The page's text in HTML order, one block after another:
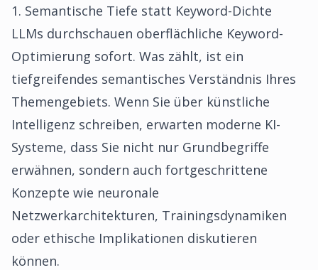
1. Semantische Tiefe statt Keyword-Dichte
LLMs durchschauen oberflächliche Keyword-
Optimierung sofort. Was zählt, ist ein
tiefgreifendes semantisches Verständnis Ihres
Themengebiets. Wenn Sie über künstliche
Intelligenz schreiben, erwarten moderne KI-
Systeme, dass Sie nicht nur Grundbegriffe
erwähnen, sondern auch fortgeschrittene
Konzepte wie neuronale
Netzwerkarchitekturen, Trainingsdynamiken
oder ethische Implikationen diskutieren
können.